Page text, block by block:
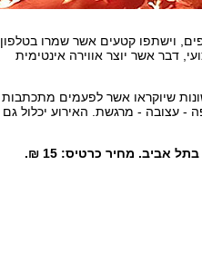
וישתפו קטעים אשר שמרו בטלפון,
דבר אשר יוצר אווירה אינטימית
שיוקראו אשר לפעמים מתכתבות
- עצובה - מרגשת. האירוע יכלול גם